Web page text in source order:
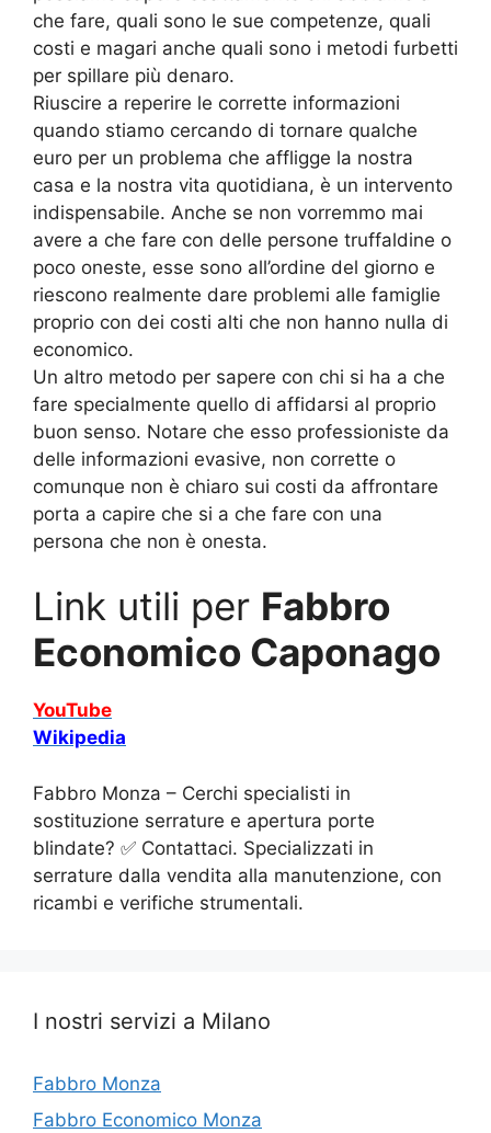
che fare, quali sono le sue competenze, quali
costi e magari anche quali sono i metodi furbetti
per spillare più denaro.
Riuscire a reperire le corrette informazioni
quando stiamo cercando di tornare qualche
euro per un problema che affligge la nostra
casa e la nostra vita quotidiana, è un intervento
indispensabile. Anche se non vorremmo mai
avere a che fare con delle persone truffaldine o
poco oneste, esse sono all’ordine del giorno e
riescono realmente dare problemi alle famiglie
proprio con dei costi alti che non hanno nulla di
economico.
Un altro metodo per sapere con chi si ha a che
fare specialmente quello di affidarsi al proprio
buon senso. Notare che esso professioniste da
delle informazioni evasive, non corrette o
comunque non è chiaro sui costi da affrontare
porta a capire che si a che fare con una
persona che non è onesta.
Link utili per Fabbro
Economico Caponago
YouTube
Wikipedia
Fabbro Monza – Cerchi specialisti in
sostituzione serrature e apertura porte
blindate? ✅ Contattaci. Specializzati in
serrature dalla vendita alla manutenzione, con
ricambi e verifiche strumentali.
I nostri servizi a Milano
Fabbro Monza
Fabbro Economico Monza